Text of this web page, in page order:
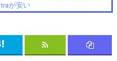
が安い